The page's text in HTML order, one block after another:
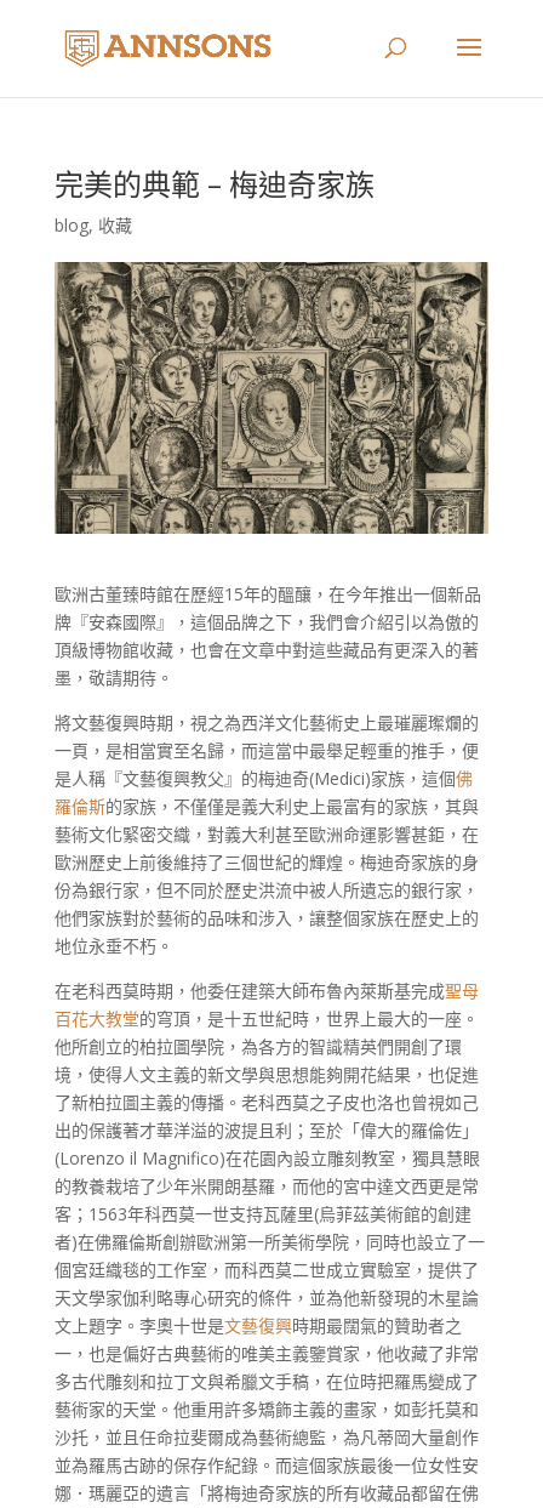
完美的典範 – 梅迪奇家族
blog, 收藏
歐洲古董臻時館在歷經15年的醞釀，在今年推出一個新品
牌『安森國際』，這個品牌之下，我們會介紹引以為傲的
頂級博物館收藏，也會在文章中對這些藏品有更深入的著
墨，敬請期待。
將文藝復興時期，視之為西洋文化藝術史上最璀麗璨爛的
一頁，是相當實至名歸，而這當中最舉足輕重的推手，便
是人稱『文藝復興教父』的梅迪奇(Medici)家族，這個佛
羅倫斯的家族，不僅僅是義大利史上最富有的家族，其與
藝術文化緊密交織，對義大利甚至歐洲命運影響甚鉅，在
歐洲歷史上前後維持了三個世紀的輝煌。梅迪奇家族的身
份為銀行家，但不同於歷史洪流中被人所遺忘的銀行家，
他們家族對於藝術的品味和涉入，讓整個家族在歷史上的
地位永垂不朽。
在老科西莫時期，他委任建築大師布魯內萊斯基完成聖母
百花大教堂的穹頂，是十五世紀時，世界上最大的一座。
他所創立的柏拉圖學院，為各方的智識精英們開創了環
境，使得人文主義的新文學與思想能夠開花結果，也促進
了新柏拉圖主義的傳播。老科西莫之子皮也洛也曾視如己
出的保護著才華洋溢的波提且利；至於「偉大的羅倫佐」
(Lorenzo il Magnifico)在花園內設立雕刻教室，獨具慧眼
的教養栽培了少年米開朗基羅，而他的宮中達文西更是常
客；1563年科西莫一世支持瓦薩里(烏菲茲美術館的創建
者)在佛羅倫斯創辦歐洲第一所美術學院，同時也設立了一
個宮廷織毯的工作室，而科西莫二世成立實驗室，提供了
天文學家伽利略專心研究的條件，並為他新發現的木星論
文上題字。李奧十世是文藝復興時期最闊氣的贊助者之
一，也是偏好古典藝術的唯美主義鑒賞家，他收藏了非常
多古代雕刻和拉丁文與希臘文手稿，在位時把羅馬變成了
藝術家的天堂。他重用許多矯飾主義的畫家，如彭托莫和
沙托，並且任命拉斐爾成為藝術總監，為凡蒂岡大量創作
並為羅馬古跡的保存作紀錄。而這個家族最後一位女性安
娜．瑪麗亞的遺言「將梅迪奇家族的所有收藏品都留在佛